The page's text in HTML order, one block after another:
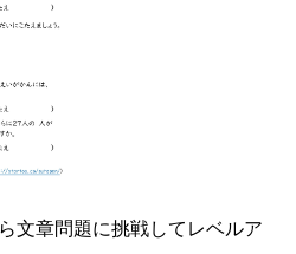
文章問題に挑戦してレベルア